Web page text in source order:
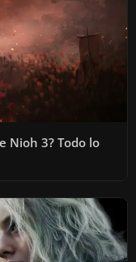
Nioh 3? Todo lo